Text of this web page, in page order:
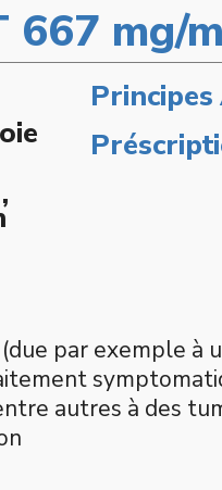
667 mg/
par exemple à
autres à des